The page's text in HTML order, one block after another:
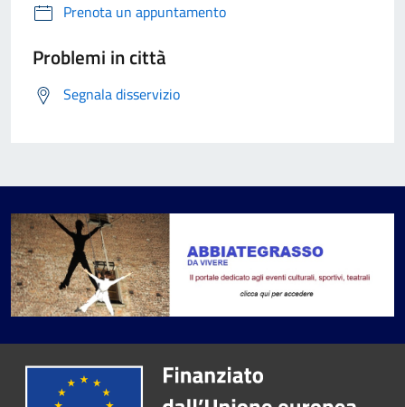
Prenota un appuntamento
Problemi in città
Segnala disservizio